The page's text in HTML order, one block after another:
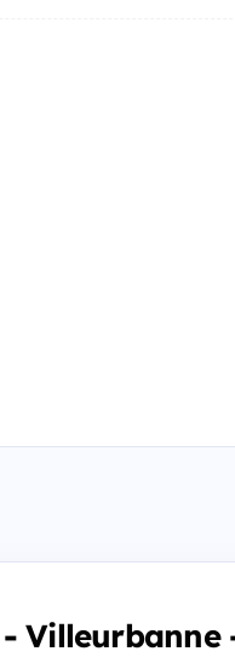
Villeurbanne